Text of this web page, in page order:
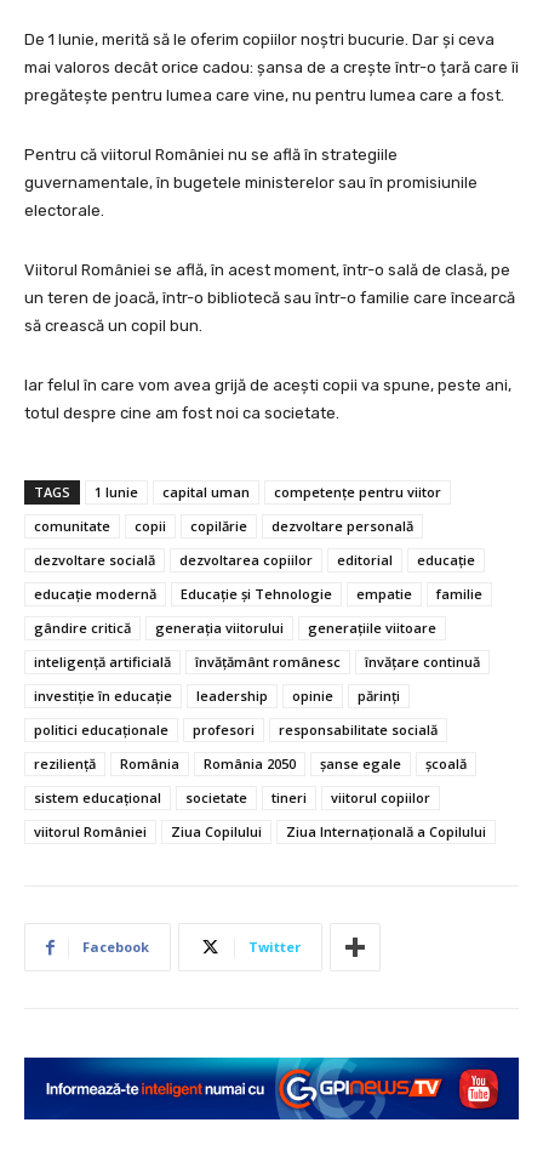
De 1 Iunie, merită să le oferim copiilor noștri bucurie. Dar și ceva
mai valoros decât orice cadou: șansa de a crește într-o țară care îi
pregătește pentru lumea care vine, nu pentru lumea care a fost.
Pentru că viitorul României nu se află în strategiile
guvernamentale, în bugetele ministerelor sau în promisiunile
electorale.
Viitorul României se află, în acest moment, într-o sală de clasă, pe
un teren de joacă, într-o bibliotecă sau într-o familie care încearcă
să crească un copil bun.
Iar felul în care vom avea grijă de acești copii va spune, peste ani,
totul despre cine am fost noi ca societate.
TAGS 1 Iunie capital uman
competențe pentru viitor
comunitate
copii copilărie
dezvoltare personală
dezvoltare socială
dezvoltarea copiilor editorial
educație
educație modernă
Educație și Tehnologie empatie
familie
gândire critică
generația viitorului
generațiile viitoare
inteligență artificială
învățământ românesc
învățare continuă
investiție în educație
leadership opinie
părinți
politici educaționale
profesori
responsabilitate socială
reziliență
România România 2050 șanse egale
școală
sistem educațional
societate tineri
viitorul copiilor
viitorul României
Ziua Copilului Ziua Internațională a Copilului
Facebook Twitter